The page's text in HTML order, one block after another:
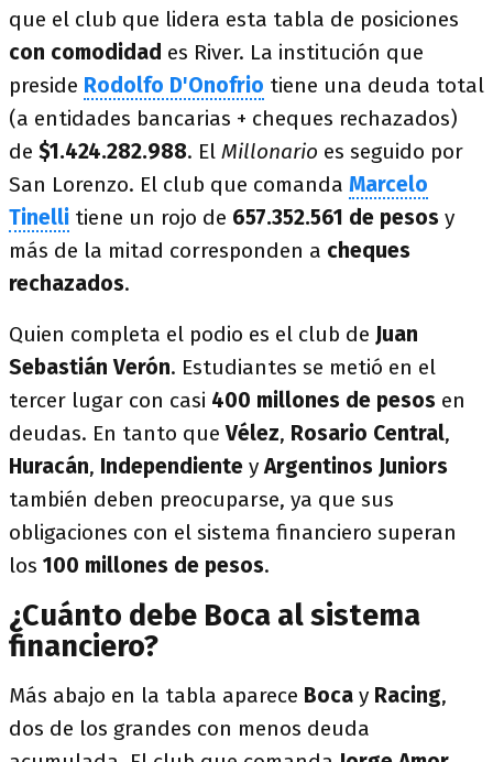
que el club que lidera esta tabla de posiciones
con comodidad es River. La institución que
preside Rodolfo D'Onofrio tiene una deuda total
(a entidades bancarias + cheques rechazados)
de $1.424.282.988. El Millonario es seguido por
San Lorenzo. El club que comanda Marcelo
Tinelli tiene un rojo de 657.352.561 de pesos y
más de la mitad corresponden a cheques
rechazados.
Quien completa el podio es el club de Juan
Sebastián Verón. Estudiantes se metió en el
tercer lugar con casi 400 millones de pesos en
deudas. En tanto queVélez, Rosario Central,
Huracán, Independiente yArgentinos Juniors
también deben preocuparse, ya que sus
obligaciones con el sistema financiero superan
los 100 millones de pesos.
¿Cuánto debe Boca al sistema
financiero?
Más abajo en la tabla aparece Boca y Racing,
dos de los grandes con menos deuda